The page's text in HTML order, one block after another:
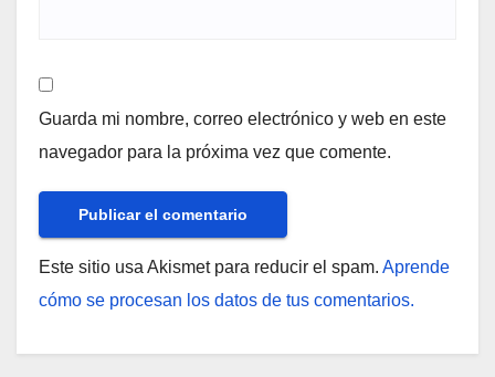
Guarda mi nombre, correo electrónico y web en este
navegador para la próxima vez que comente.
Este sitio usa Akismet para reducir el spam. Aprende
cómo se procesan los datos de tus comentarios.